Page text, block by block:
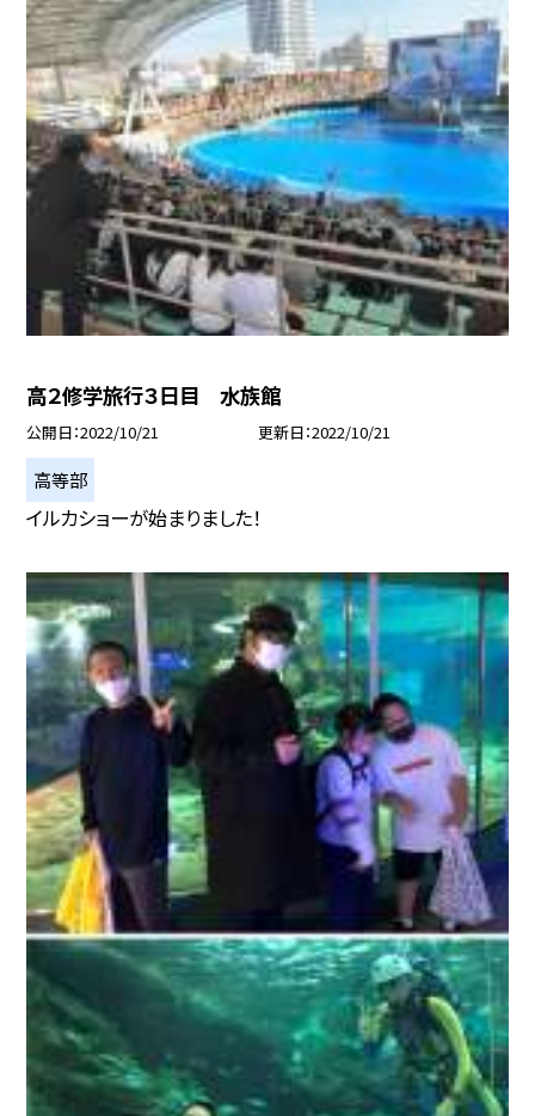
高２修学旅行３日目 水族館
公開日 2022/10/21 更新日 2022/10/21
高等部
イルカショーが始まりました！